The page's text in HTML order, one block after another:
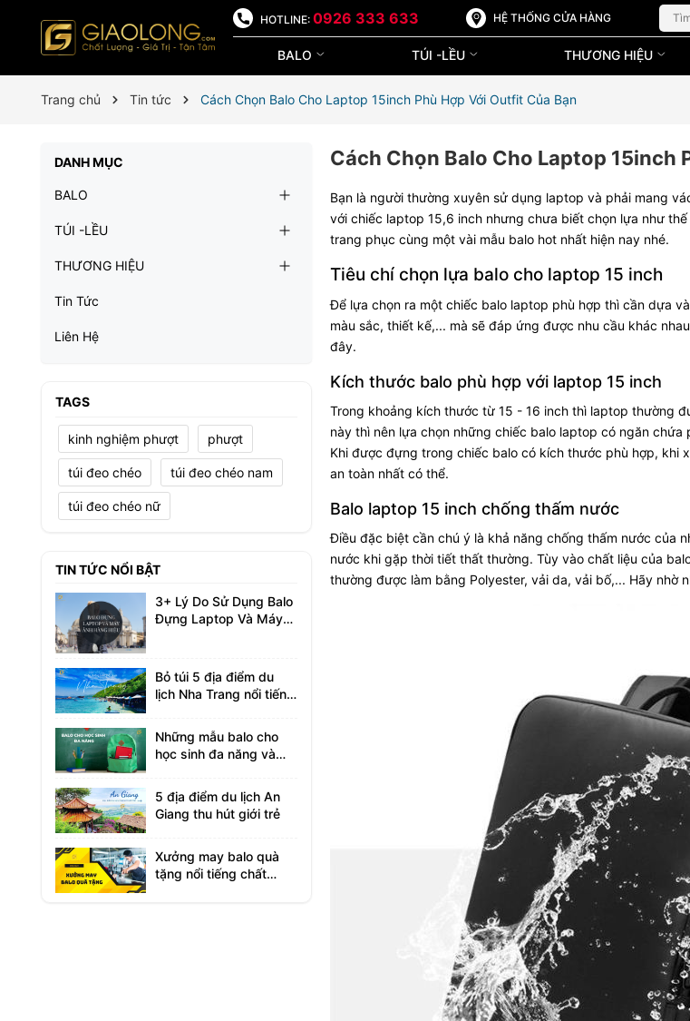
HOTLINE: 0926 333 633 HỆ THỐNG CỬA HÀNG
BALO TÚI -LỀU THƯƠNG HIỆU
Trang chủ Tin tức Cách Chọn Balo Cho Laptop 15inch Phù Hợp Với Outfit Của Bạn
Cách Chọn Balo Cho Laptop 15inch
Bạn là người thường xuyên sử dụng laptop và phải mang
với chiếc laptop 15,6 inch nhưng chưa biết chọn lựa như
trang phục cùng một vài mẫu balo hot nhất hiện nay nhé.
Tiêu chí chọn lựa balo cho laptop 15 inch
Để lựa chọn ra một chiếc balo laptop phù hợp thì cần dựa
màu sắc, thiết kế,... mà sẽ đáp ứng được nhu cầu khác
đây.
Kích thước balo phù hợp với laptop 15 inch
Trong khoảng kích thước từ 15 - 16 inch thì laptop thường
này thì nên lựa chọn những chiếc balo laptop có ngăn
Khi được đựng trong chiếc balo có kích thước phù hợp, khi
an toàn nhất có thể.
Balo laptop 15 inch chống thấm nước
Điều đặc biệt cần chú ý là khả năng chống thấm nước của
nước khi gặp thời tiết thất thường. Tùy vào chất liệu của
thường được làm bằng Polyester, vải da, vải bố,... Hãy nhờ
DANH MỤC
BALO
TÚI -LỀU
THƯƠNG HIỆU
Tin Tức
Liên Hệ
TAGS
kinh nghiệm phượt phượt
túi đeo chéo túi đeo chéo nam
túi đeo chéo nữ
TIN TỨC NỔI BẬT
3+ Lý Do Sử Dụng Balo
Đựng Laptop Và Máy
Bỏ túi 5 địa điểm du
lịch Nha Trang nổi tiếng
Những mẫu balo cho
học sinh đa năng và
5 địa điểm du lịch An
Giang thu hút giới trẻ
Xưởng may balo quà
tặng nổi tiếng chất